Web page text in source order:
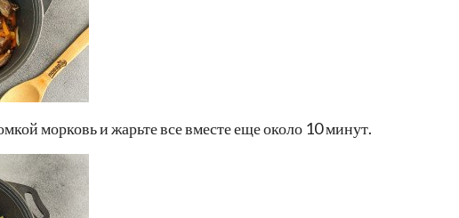
морковь и жарьте все вместе еще около 10 минут.